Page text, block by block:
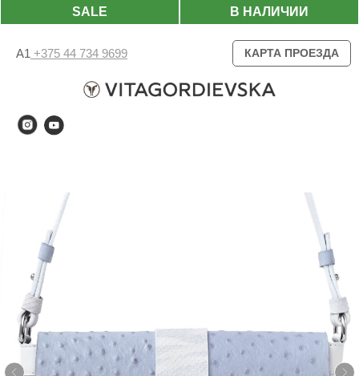
В НАЛИЧИИ
SALE
А1 +375 44 734 9699 КАРТА ПРОЕЗДА